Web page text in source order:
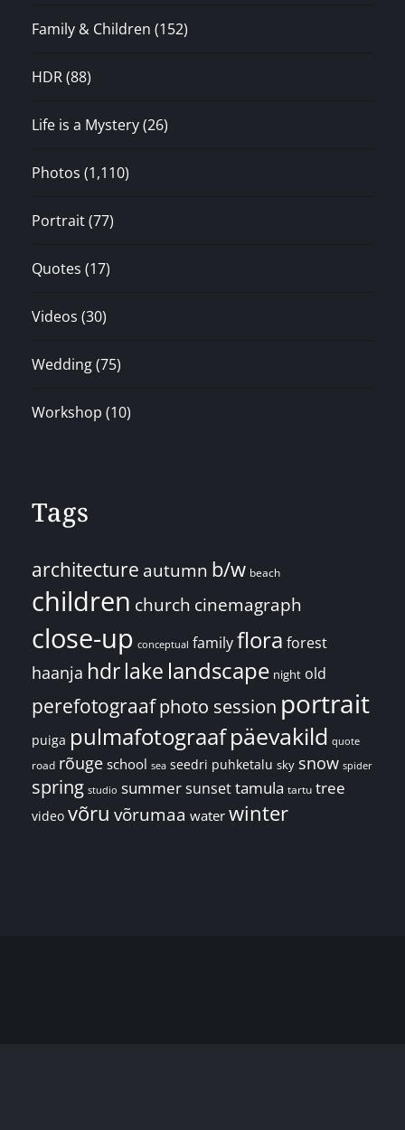
Family & Children (152)
HDR(88)
Life is a Mystery(26)
Photos (1,110)
Portrait(77)
Quotes (17)
Videos (30)
Wedding(75)
Workshop (10)
Tags
architecture autumn b/w beach
children church cinemagraph
close-up conceptual familyflora forest
haanja hdrlake landscape night old
perefotograafphoto session portrait
puiga pulmafotograafpäevakild quote
road rõuge school sea seedri puhketalu sky snow spider
spring studio summersunsettamula tartu tree
video võru võrumaa water winter